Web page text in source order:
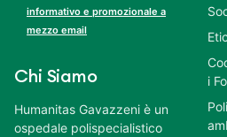
informativo e promozionale a
mezzo email
Chi Siamo
Humanitas Gavazzeni è un
ospedale polispecialistico
i